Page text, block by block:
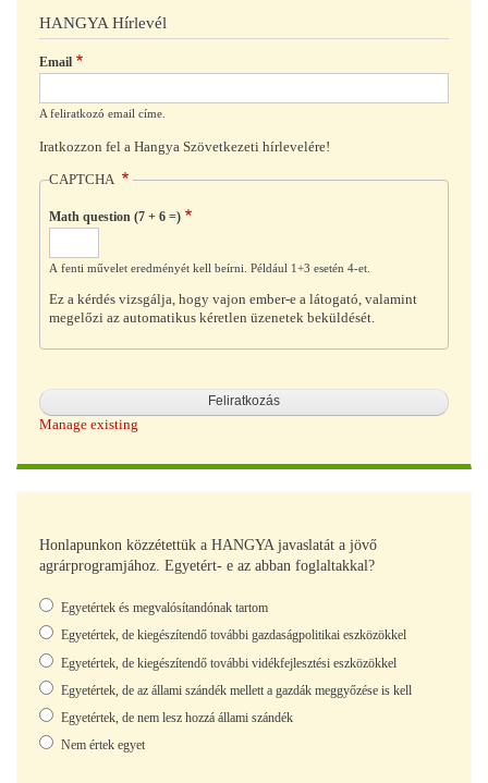
HANGYA Hírlevél
Email
A feliratkozó email címe.
Iratkozzon fel a Hangya Szövetkezeti hírlevelére!
CAPTCHA
Math question (7 + 6 =)
A fenti művelet eredményét kell beírni. Például 1+3 esetén 4-et.
Ez a kérdés vizsgálja, hogy vajon ember-e a látogató, valamint
megelőzi az automatikus kéretlen üzenetek beküldését.
Manage existing
Honlapunkon közzétettük a HANGYA javaslatát a jövő
agrárprogramjához. Egyetért- e az abban foglaltakkal?
Választások
Egyetértek és megvalósítandónak tartom
Egyetértek, de kiegészítendő további gazdaságpolitikai eszközökkel
Egyetértek, de kiegészítendő további vidékfejlesztési eszközökkel
Egyetértek, de az állami szándék mellett a gazdák meggyőzése is kell
Egyetértek, de nem lesz hozzá állami szándék
Nem értek egyet